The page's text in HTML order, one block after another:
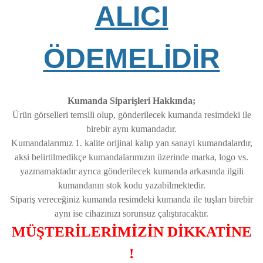
ALICI
ÖDEMELİDİR
Kumanda Siparişleri Hakkında;
Ürün görselleri temsili olup, gönderilecek kumanda resimdeki ile
birebir aynı kumandadır.
Kumandalarımız 1. kalite orijinal kalıp yan sanayi kumandalardır,
aksi belirtilmedikçe kumandalarımızın üzerinde marka, logo vs.
yazmamaktadır ayrıca gönderilecek kumanda arkasında ilgili
kumandanın stok kodu yazabilmektedir.
Sipariş vereceğiniz kumanda resimdeki kumanda ile tuşları birebir
aynı ise cihazınızı sorunsuz çalıştıracaktır.
MÜŞTERİLERİMİZİN DİKKATİNE
!